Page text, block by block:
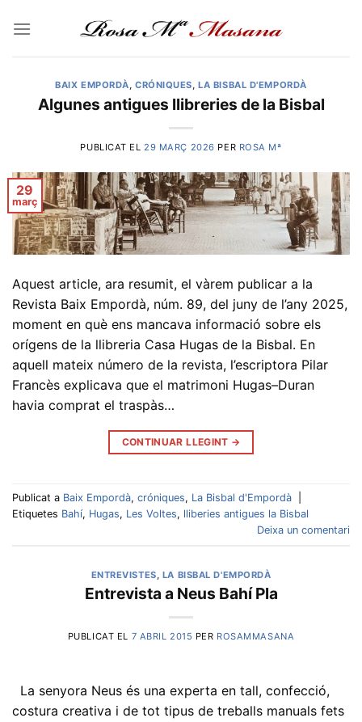
BAIX EMPORDÀ,CRÓNIQUES,LA BISBAL D'EMPORDÀ
Algunes antigues llibreries de la Bisbal
PUBLICAT EL 29 MARÇ 2026 PER ROSA Mª
29
març
Aquest article, ara resumit, el vàrem publicar a la
Revista Baix Empordà, núm. 89, del juny de l’any 2025,
moment en què ens mancava informació sobre els
orígens de la llibreria Casa Hugas de la Bisbal. En
aquell mateix número de la revista, l’escriptora Pilar
Francès explicava que el matrimoni Hugas–Duran
havia comprat el traspàs…
CONTINUAR LLEGINT →
Publicat a Baix Empordà, cróniques, La Bisbal d'Empordà
Etiquetes Bahí, Hugas, Les Voltes, lliberies antigues la Bisbal
Deixa un comentari
ENTREVISTES LA BISBAL D'EMPORDÀ
Entrevista a Neus Bahí Pla
PUBLICAT EL 7 ABRIL 2015 PER ROSAMMASANA
La senyora Neus és una experta en tall, confecció,
costura creativa i de tot tipus de treballs manuals fets